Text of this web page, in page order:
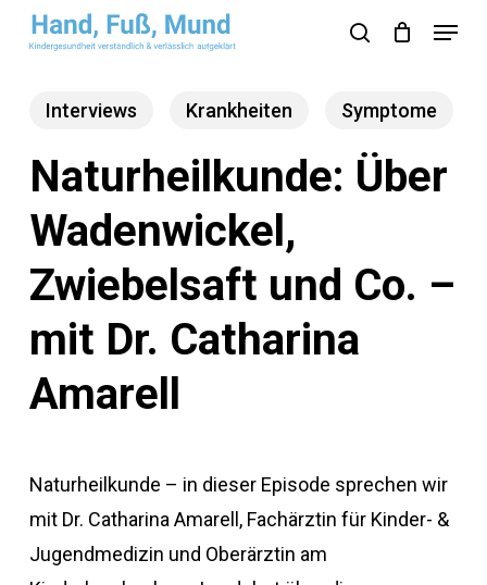
Skip
content
search
Menu
Interviews Krankheiten Symptome
Naturheilkunde: Über
Wadenwickel,
Zwiebelsaft und Co. –
mit Dr. Catharina
Amarell
Naturheilkunde – in dieser Episode sprechen wir
mit Dr. Catharina Amarell, Fachärztin für Kinder- &
Jugendmedizin und Oberärztin am
Menu